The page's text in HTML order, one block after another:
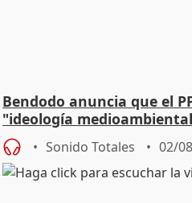
Bendodo anuncia que el
"ideología
playas
Sonido Totales 02/